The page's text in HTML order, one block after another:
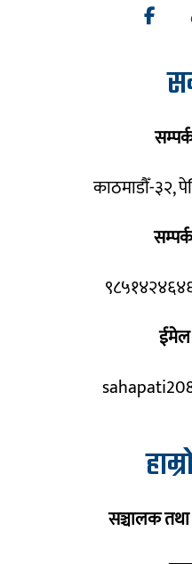
काठमाडौँ-३२,
ईमेल
सञ्चालक